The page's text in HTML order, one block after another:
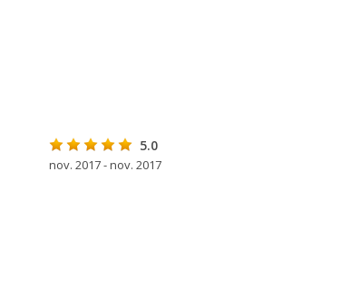
5.0
nov. 2017 - nov. 2017